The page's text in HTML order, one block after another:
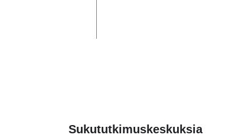
Sukututkimuskeskuksia